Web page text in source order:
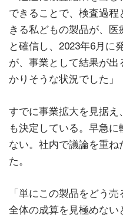
できることで、検査過
きる私どもの製品が、
と確信し、2023年6月に
が、事業として結果が
かりそうな状況でした」
すでに事業拡大を見据
も決定している。早急
ない。社内で議論を重
た。
「単にこの製品をどう
全体の成算を見極めない